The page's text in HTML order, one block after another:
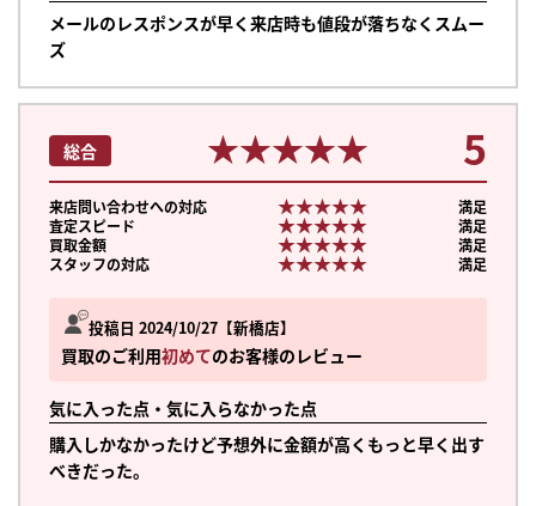
メールのレスポンスが早く来店時も値段が落ちなくスムー
ズ
投稿日 2024/10/27 新橋店
買取のご利用初めてのお客様のレビュー
気に入った点・気に入らなかった点
購入しかなかったけど予想外に金額が高くもっと早く出す
べきだった。
総合 ★★★★★
★★★★★ 5
来店問い合わせへの対応 ★★★★★
★★★★★
満足
査定スピード
★★★★★
★★★★★
満足
買取金額
★★★★★
★★★★★
満足
スタッフの対応
★★★★★
★★★★★ 満足